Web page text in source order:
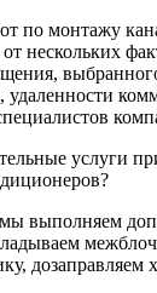
по монтажу
нескольких
удаленности
услуги
выполняем
дозаправляем